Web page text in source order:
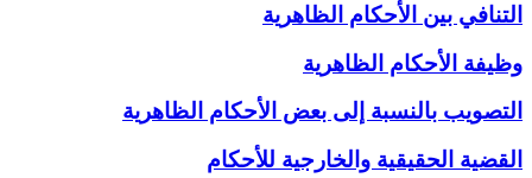
التنافي بين الأحكام الظاهرية
وظيفة الأحكام الظاهرية
التصويب بالنسبة إلى‏ بعض الأحكام الظاهرية
القضية الحقيقية والخارجية للأحكام